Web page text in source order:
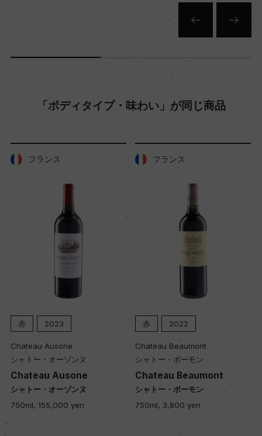
土壌
品質分類・原産地呼称
A.O.C.サン・ジュリアン
入数
12
色
「ボディタイプ・味わい」が同じ商品
フランス
赤 2023
Chateau Ausone
シャトー・オーゾンヌ
Chateau Ausone
シャトー・オーゾンヌ
750ml, 155,000 yen
フランス
赤 2022
Chateau Beaumont
シャトー・ボーモン
Chateau Beaumont
シャトー・ボーモン
750ml, 3,800 yen